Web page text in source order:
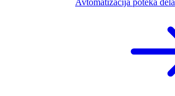
Avtomatizacija poteka dela